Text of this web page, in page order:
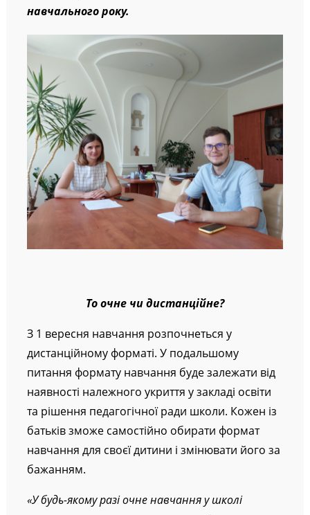
навчального року.
То очне чи дистанційне?
З 1 вересня навчання розпочнеться у
дистанційному форматі. У подальшому
питання формату навчання буде залежати від
наявності належного укриття у закладі освіти
та рішення педагогічної ради школи. Кожен із
батьків зможе самостійно обирати формат
навчання для своєї дитини і змінювати його за
бажанням.
«У будь-якому разі очне навчання у школі